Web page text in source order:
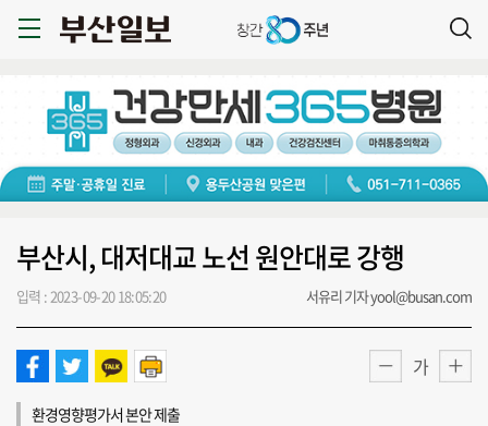
부산시, 대저대교 노선 원안대로 강행
입력 : 2023-09-20 18:05:20 서유리 기자 yool@busan.com
가
환경영향평가서 본안 제출